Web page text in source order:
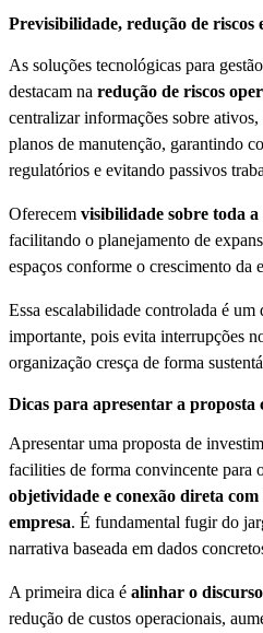
Previsibilidade, redução de riscos
As soluções tecnológicas para
destacam na redução de riscos
centralizar informações sobre
planos de manutenção, garantindo
regulatórios e evitando passivos
Oferecem visibilidade sobre toda
facilitando o planejamento de
espaços conforme o crescimento da
Essa escalabilidade controlada é
importante, pois evita interrupções
organização cresça de forma
Dicas para apresentar a proposta
Apresentar uma proposta de
facilities de forma convincente para
objetividade e conexão direta com
empresa. É fundamental fugir do
narrativa baseada em dados
A primeira dica é alinhar o
redução de custos operacionais,